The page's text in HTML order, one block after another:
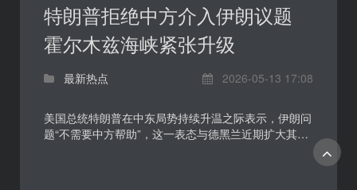
特朗普拒绝中方介入伊朗议题
霍尔木兹海峡紧张升级
最新热点 2026-05-13 17:08
美国总统特朗普在中东局势持续升温之际表示，伊朗问
题“不需要中方帮助”，这一表态与德黑兰近期扩大其对